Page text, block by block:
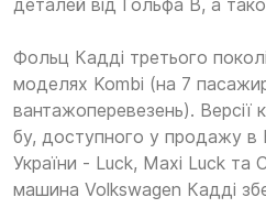
деталей від Гольфа В, а
Фольц Кадді третього
моделях Kombi (на 7
вантажоперевезень). Версії
бу, доступного у продажу в
України - Luck, Maxi Luck та
машина Volkswagen Кадді